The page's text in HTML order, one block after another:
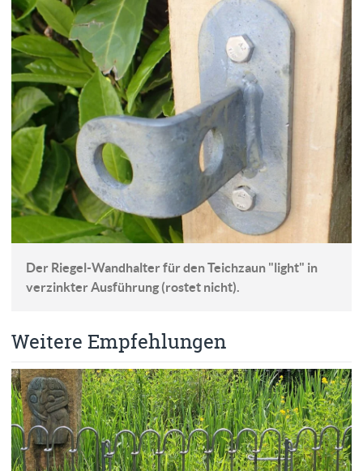
Der Riegel-Wandhalter für den Teichzaun "light" in
verzinkter Ausführung (rostet nicht).
Weitere Empfehlungen